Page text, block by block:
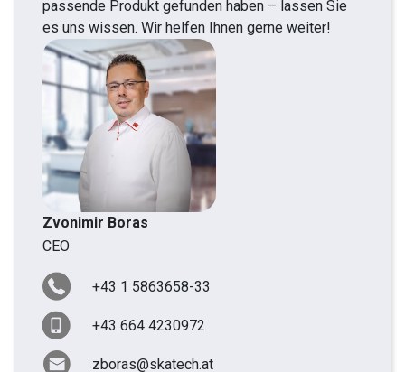
passende Produkt gefunden haben – lassen Sie
es uns wissen. Wir helfen Ihnen gerne weiter!
Zvonimir Boras
CEO
+43 1 5863658-33
+43 664 4230972
zboras@skatech.at